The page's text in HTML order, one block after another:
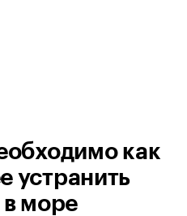
как
устранить
в море